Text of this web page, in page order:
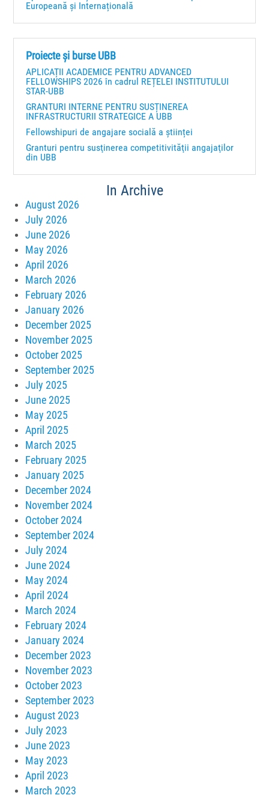
Europeană și Internațională
Proiecte și burse UBB
APLICAȚII ACADEMICE PENTRU ADVANCED
FELLOWSHIPS 2026 în cadrul REȚELEI INSTITUTULUI
STAR-UBB
GRANTURI INTERNE PENTRU SUSȚINEREA
INFRASTRUCTURII STRATEGICE A UBB
Fellowshipuri de angajare socială a științei
Granturi pentru susţinerea competitivităţii angajaţilor
din UBB
In Archive
August 2026
July 2026
June 2026
May 2026
April 2026
March 2026
February 2026
January 2026
December 2025
November 2025
October 2025
September 2025
July 2025
June 2025
May 2025
April 2025
March 2025
February 2025
January 2025
December 2024
November 2024
October 2024
September 2024
July 2024
June 2024
May 2024
April 2024
March 2024
February 2024
January 2024
December 2023
November 2023
October 2023
September 2023
August 2023
July 2023
June 2023
May 2023
April 2023
March 2023